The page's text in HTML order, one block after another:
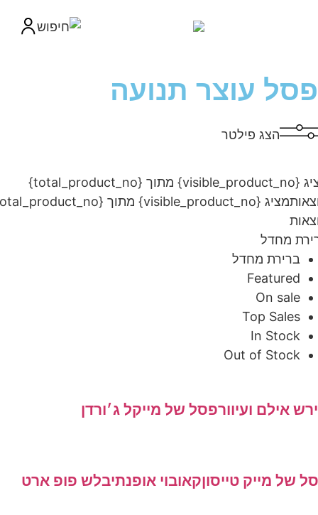
עוצר תנועה
הצג פילטר
מציג {visible_product_no} מתוך {total_product_no}
מציג {visible_product_no} מתוך {total_product_no}
מחדל
ברירת מחדל
Featured
On sale
Top Sales
In Stock
Out of Stock
אילם ועיוורפסל של מייקל ג׳ורדן
של מייק טייסוןקאובוי אופנתיבלש פופ ארט